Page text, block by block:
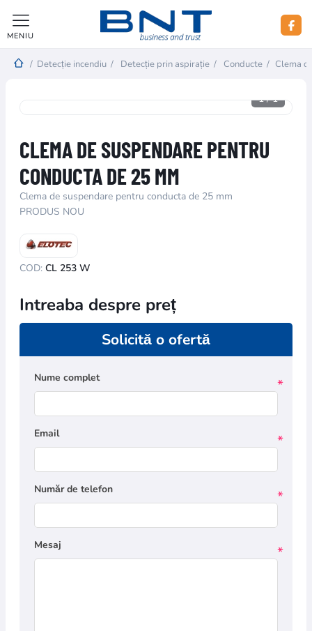
MENIU
/ Detecție incendiu / Detecție prin aspirație / Conducte / Clema
1/1
CLEMA DE SUSPENDARE PENTRU
CONDUCTA DE 25 MM
Clema de suspendare pentru conducta de 25 mm
PRODUS NOU
COD: CL 253 W
Intreaba despre preț
Solicită o ofertă
Nume complet *
Email *
Număr de telefon *
Mesaj *